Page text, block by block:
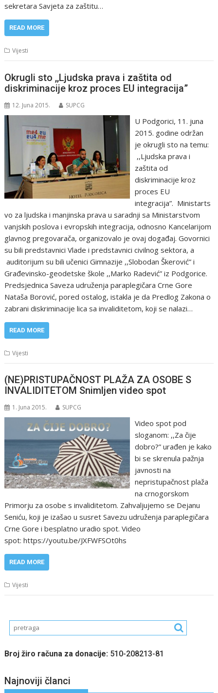
sekretara Savjeta za zaštitu…
READ MORE
Vijesti
Okrugli sto ,,Ljudska prava i zaštita od
diskriminacije kroz proces EU integracija”
12. Juna 2015. SUPCG
U Podgorici, 11. juna
2015. godine održan
je okrugli sto na temu:
,,Ljudska prava i
zaštita od
diskriminacije kroz
proces EU
integracija”. Ministarts
vo za ljudska i manjinska prava u saradnji sa Ministarstvom
vanjskih poslova i evropskih integracija, odnosno Kancelarijom
glavnog pregovarača, organizovalo je ovaj događaj. Govornici
su bili predstavnici Vlade i predstavnici civilnog sektora, a
auditorijum su bili učenici Gimnazije ,,Slobodan Škerović” i
Građevinsko-geodetske škole ,,Marko Radević” iz Podgorice.
Predsjednica Saveza udruženja paraplegičara Crne Gore
Nataša Borović, pored ostalog, istakla je da Predlog Zakona o
zabrani diskriminacije lica sa invaliditetom, koji se nalazi…
READ MORE
Vijesti
(NE)PRISTUPAČNOST PLAŽA ZA OSOBE S
INVALIDITETOM Snimljen video spot
1. Juna 2015. SUPCG
Video spot pod
sloganom: ,,Za čije
dobro?” urađen je kako
bi se skrenula pažnja
javnosti na
nepristupačnost plaža
na crnogorskom
Primorju za osobe s invaliditetom. Zahvaljujemo se Dejanu
Seniću, koji je izašao u susret Savezu udruženja paraplegičara
Crne Gore i besplatno uradio spot. Video
spot: https://youtu.be/JXFWFSOt0hs
READ MORE
Vijesti
Broj žiro računa za donacije: 510-208213-81
Najnoviji članci